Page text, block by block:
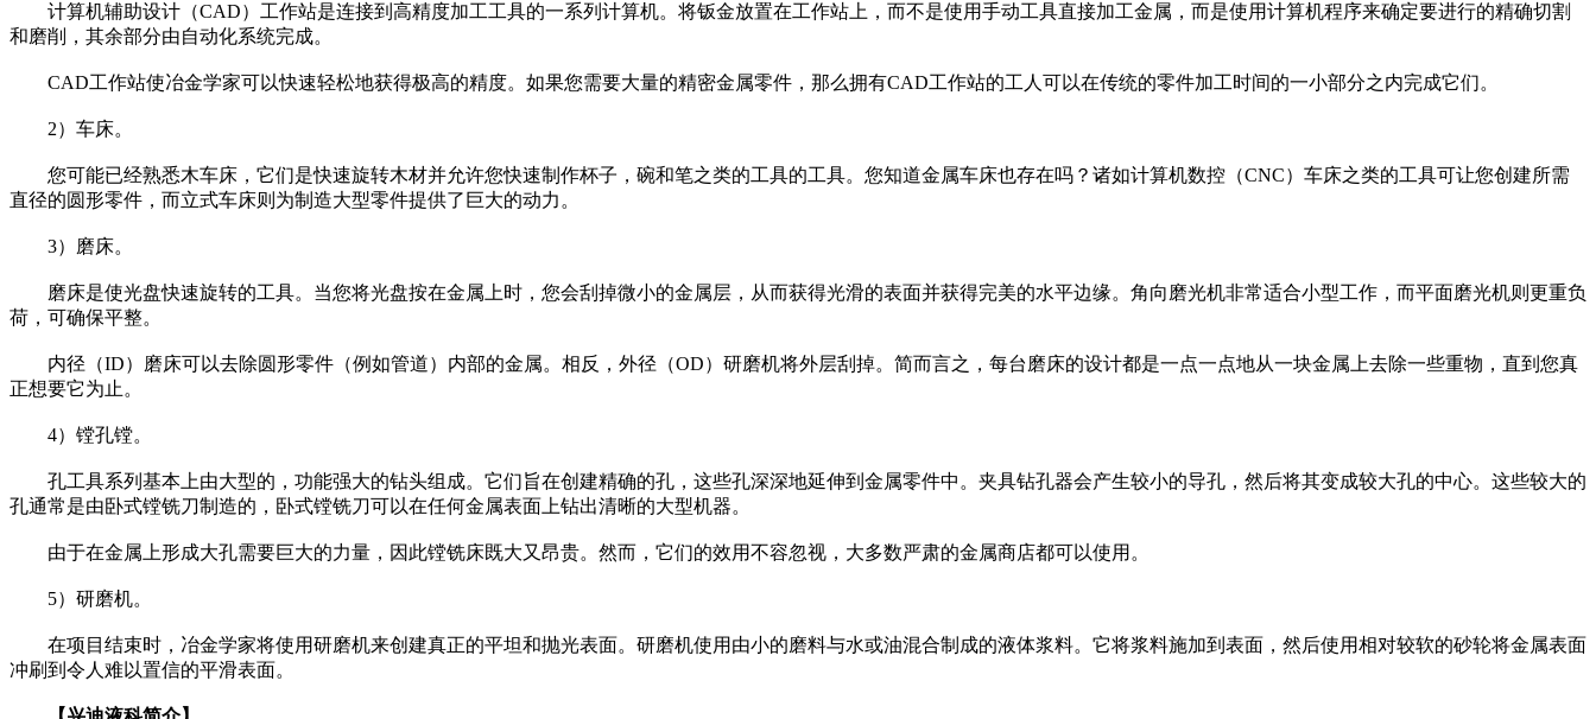
计算机辅助设计（CAD）工作站是连接到高精度加工工具的一系列计算机。将钣金放置在工作站上，而不是使用手动工具直接加工金属，而是使用计算机程序来确定要进行的精确切割
和磨削，其余部分由自动化系统完成。
CAD工作站使冶金学家可以快速轻松地获得极高的精度。如果您需要大量的精密金属零件，那么拥有CAD工作站的工人可以在传统的零件加工时间的一小部分之内完成它们。
2）车床。
您可能已经熟悉木车床，它们是快速旋转木材并允许您快速制作杯子，碗和笔之类的工具的工具。您知道金属车床也存在吗？诸如计算机数控（CNC）车床之类的工具可让您创建所需
直径的圆形零件，而立式车床则为制造大型零件提供了巨大的动力。
3）磨床。
磨床是使光盘快速旋转的工具。当您将光盘按在金属上时，您会刮掉微小的金属层，从而获得光滑的表面并获得完美的水平边缘。角向磨光机非常适合小型工作，而平面磨光机则更重负
荷，可确保平整。
内径（ID）磨床可以去除圆形零件（例如管道）内部的金属。相反，外径（OD）研磨机将外层刮掉。简而言之，每台磨床的设计都是一点一点地从一块金属上去除一些重物，直到您真
正想要它为止。
4）镗孔镗。
孔工具系列基本上由大型的，功能强大的钻头组成。它们旨在创建精确的孔，这些孔深深地延伸到金属零件中。夹具钻孔器会产生较小的导孔，然后将其变成较大孔的中心。这些较大的
孔通常是由卧式镗铣刀制造的，卧式镗铣刀可以在任何金属表面上钻出清晰的大型机器。
由于在金属上形成大孔需要巨大的力量，因此镗铣床既大又昂贵。然而，它们的效用不容忽视，大多数严肃的金属商店都可以使用。
5）研磨机。
在项目结束时，冶金学家将使用研磨机来创建真正的平坦和抛光表面。研磨机使用由小的磨料与水或油混合制成的液体浆料。它将浆料施加到表面，然后使用相对较软的砂轮将金属表面
冲刷到令人难以置信的平滑表面。